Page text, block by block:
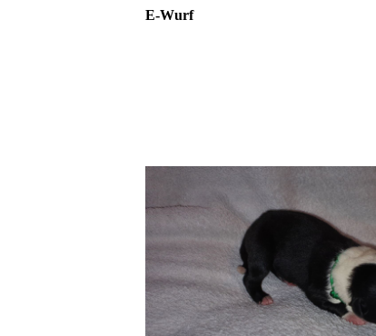
E-Wurf